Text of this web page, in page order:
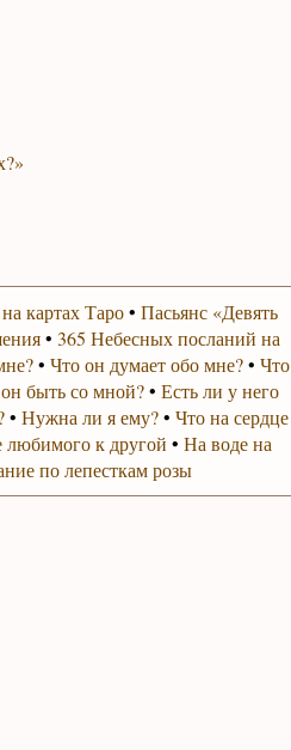
картах Таро• Пасьянс «Девять
• 365 Небесных посланий на
• Что он думает обо мне?• Что
быть со мной?• Есть ли у него
• Нужна ли я ему?• Что на сердце
к другой • На воде на
по лепесткам розы